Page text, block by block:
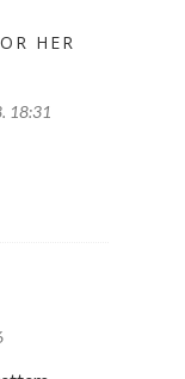
HER
18:31